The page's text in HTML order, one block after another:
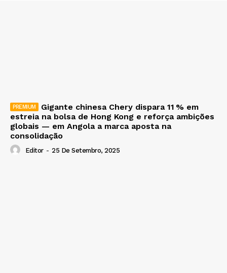
Gigante chinesa Chery dispara 11 % em
estreia na bolsa de Hong Kong e reforça ambições
globais — em Angola a marca aposta na
consolidação
Editor - 25 De Setembro, 2025